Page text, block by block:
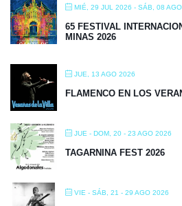
MIÉ, 29 JUL 2026 - SÁB, 08
65 FESTIVAL
MINAS 2026
JUE, 13 AGO 2026
FLAMENCO EN LOS
JUE - DOM, 20 - 23 AGO 2026
TAGARNINA FEST 2026
VIE - SÁB, 21 - 29 AGO 2026